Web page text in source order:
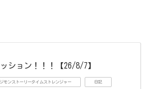
ション！！！【26/8/7】
モンストーリータイムストレンジャー 日記